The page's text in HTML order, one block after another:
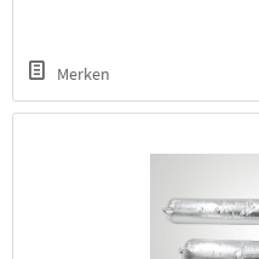
Merken